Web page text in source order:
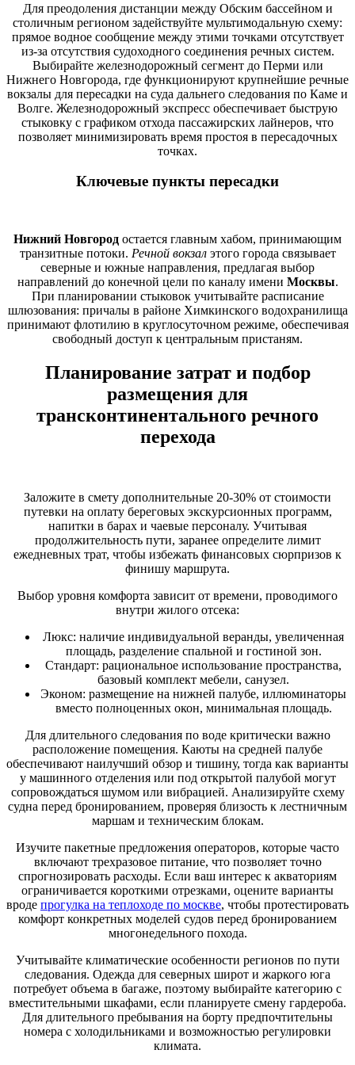
Для преодоления дистанции между Обским бассейном и
столичным регионом задействуйте мультимодальную схему:
прямое водное сообщение между этими точками отсутствует
из-за отсутствия судоходного соединения речных систем.
Выбирайте железнодорожный сегмент до Перми или
Нижнего Новгорода, где функционируют крупнейшие речные
вокзалы для пересадки на суда дальнего следования по Каме и
Волге. Железнодорожный экспресс обеспечивает быструю
стыковку с графиком отхода пассажирских лайнеров, что
позволяет минимизировать время простоя в пересадочных
точках.
Ключевые пункты пересадки
Нижний Новгород остается главным хабом, принимающим
транзитные потоки. Речной вокзалэтого города связывает
северные и южные направления, предлагая выбор
направлений до конечной цели по каналу имени Москвы.
При планировании стыковок учитывайте расписание
шлюзования: причалы в районе Химкинского водохранилища
принимают флотилию в круглосуточном режиме, обеспечивая
свободный доступ к центральным пристаням.
Планирование затрат и подбор
размещения для
трансконтинентального речного
перехода
Заложите в смету дополнительные 20-30% от стоимости
путевки на оплату береговых экскурсионных программ,
напитки в барах и чаевые персоналу. Учитывая
продолжительность пути, заранее определите лимит
ежедневных трат, чтобы избежать финансовых сюрпризов к
финишу маршрута.
Выбор уровня комфорта зависит от времени, проводимого
внутри жилого отсека:
Люкс: наличие индивидуальной веранды, увеличенная
площадь, разделение спальной и гостиной зон.
Стандарт: рациональное использование пространства,
базовый комплект мебели, санузел.
Эконом: размещение на нижней палубе, иллюминаторы
вместо полноценных окон, минимальная площадь.
Для длительного следования по воде критически важно
расположение помещения. Каюты на средней палубе
обеспечивают наилучший обзор и тишину, тогда как варианты
у машинного отделения или под открытой палубой могут
сопровождаться шумом или вибрацией. Анализируйте схему
судна перед бронированием, проверяя близость к лестничным
маршам и техническим блокам.
Изучите пакетные предложения операторов, которые часто
включают трехразовое питание, что позволяет точно
спрогнозировать расходы. Если ваш интерес к акваториям
ограничивается короткими отрезками, оцените варианты
вроде прогулка на теплоходе по москве, чтобы протестировать
комфорт конкретных моделей судов перед бронированием
многонедельного похода.
Учитывайте климатические особенности регионов по пути
следования. Одежда для северных широт и жаркого юга
потребует объема в багаже, поэтому выбирайте категорию с
вместительными шкафами, если планируете смену гардероба.
Для длительного пребывания на борту предпочтительны
номера с холодильниками и возможностью регулировки
климата.